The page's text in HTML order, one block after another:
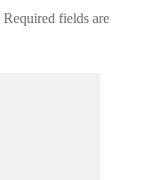
Required fields are